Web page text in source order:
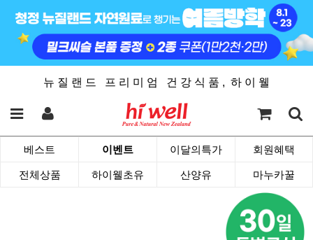
뉴 질 랜 드 프 리 미 엄 건 강 식 품 , 하 이 웰
베스트 이벤트 이달의특가 회원혜택
전체상품 하이웰초유 산양유 마누카꿀